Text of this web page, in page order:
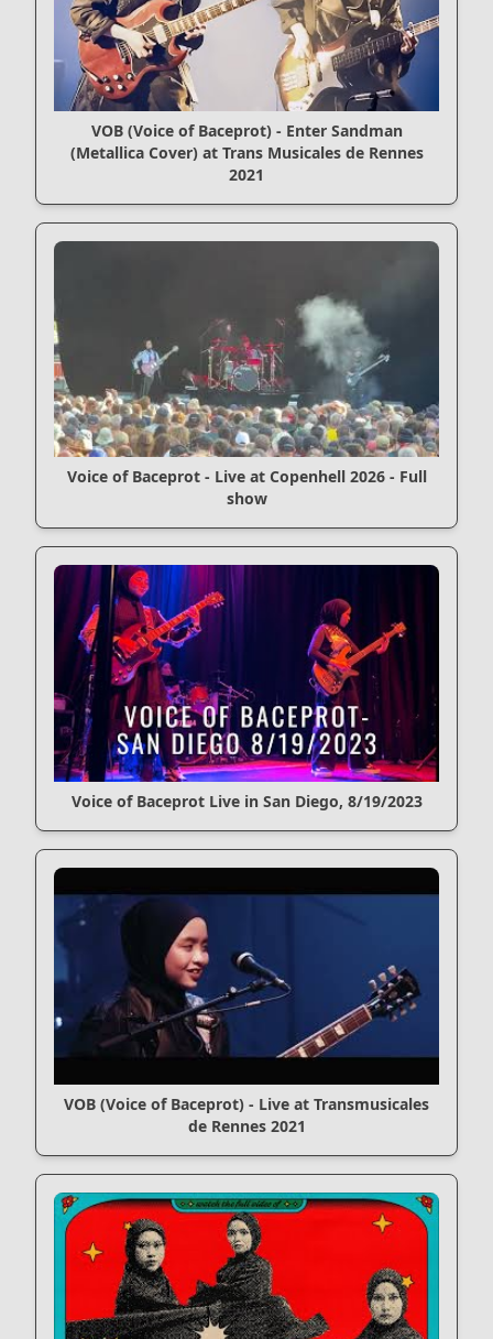
VOB (Voice of Baceprot) - Enter Sandman
(Metallica Cover) at Trans Musicales de Rennes
2021
Voice of Baceprot - Live at Copenhell 2026 - Full
show
Voice of Baceprot Live in San Diego, 8/19/2023
VOB (Voice of Baceprot) - Live at Transmusicales
de Rennes 2021